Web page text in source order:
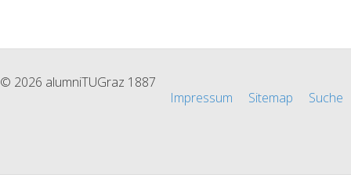
© 2026 alumniTUGraz 1887
Impressum
Sitemap Suche